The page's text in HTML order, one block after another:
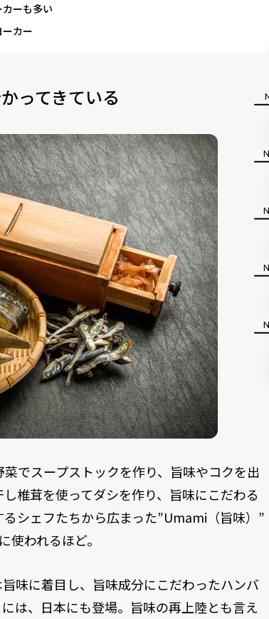
ーも多い
カー
ってきている
でスープストックを作り、旨味やコクを出
椎茸を使ってダシを作り、旨味にこだわる
シェフたちから広まった”Umami（旨味）”
使われるほど。
旨味に着目し、旨味成分にこだわったハンバ
は、
日本にも登場。旨味の再上陸とも言え